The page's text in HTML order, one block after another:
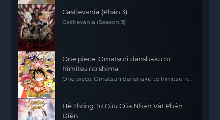
Castlevania (Phần 3)
Castlevania (Season 3)
One piece: Omatsuri danshaku to
himitsu no shima
One piece: Omatsuri danshaku to himitsu no
Hệ Thống Tự Cứu Của Nhân Vật Phản
Diện